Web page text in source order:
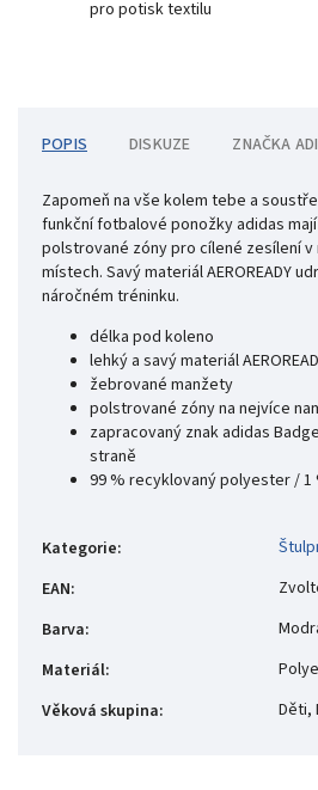
pro potisk textilu
POPIS DISKUZE ZNAČKA
Zapomeň na vše kolem tebe a
funkční fotbalové ponožky adidas
polstrované zóny pro cílené zesílení v
místech. Savý materiál AEROREADY
náročném tréninku.
délka pod koleno
lehký a savý materiál
žebrované manžety
polstrované zónyna nejvíce
zapracovaný znak adidas
straně
99 % recyklovaný polyester / 1
Kategorie:
EAN:
Barva:
Materiál:
Věková skupina: Děti,